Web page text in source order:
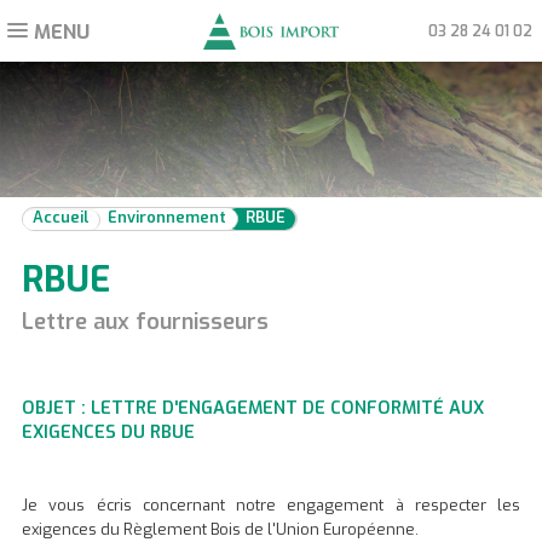
Toggle
MENU 03 28 24 01 02
Accueil Environnement RBUE
RBUE
Lettre aux fournisseurs
OBJET : LETTRE D'ENGAGEMENT DE CONFORMITÉ AUX
EXIGENCES DU RBUE
Je vous écris concernant notre engagement à respecter les
exigences du Règlement Bois de l'Union Européenne.